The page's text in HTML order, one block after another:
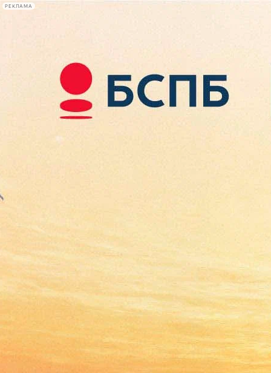
РЕКЛАМА
Сегодня:
2026.08.08
20:09
Афиша Plus